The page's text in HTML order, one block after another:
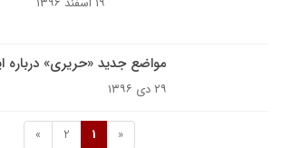
مواضع جدید «حریری» درباره
۲۹ دی ۱۳۹۶
«
1
2
»